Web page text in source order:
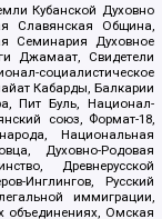
Кубанской Духовно
Славянская Община,
Семинария Духовное
Джамаат, Свидетели
социалистическое
Кабарды, Балкарии
Пит Буль, Национал-
союз, Формат-18,
Национальная
Духовно-Родовая
Древнерусской
Инглингов, Русский
иммиграции,
объединениях, Омская